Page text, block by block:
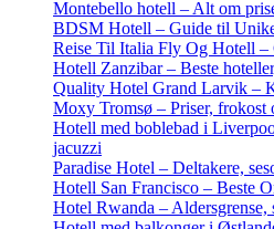
Montebello hotell – Alt om
BDSM Hotell – Guide til
Reise Til Italia Fly Og Hotell
Hotell Zanzibar – Beste
Quality Hotel Grand Larvik –
Moxy Tromsø – Priser, frokost
Hotell med boblebad i
jacuzzi
Paradise Hotel – Deltakere,
Hotell San Francisco – Beste
Hotel Rwanda – Aldersgrense,